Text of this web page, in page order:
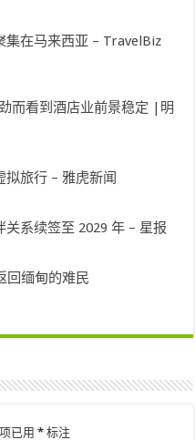
集在马来西亚 – TravelBiz
而看到酒店业前景稳定 |明
拟旅行 – 雅虎新闻
关系续签至 2029 年 – 星报
回缅甸的难民
已用* 标注